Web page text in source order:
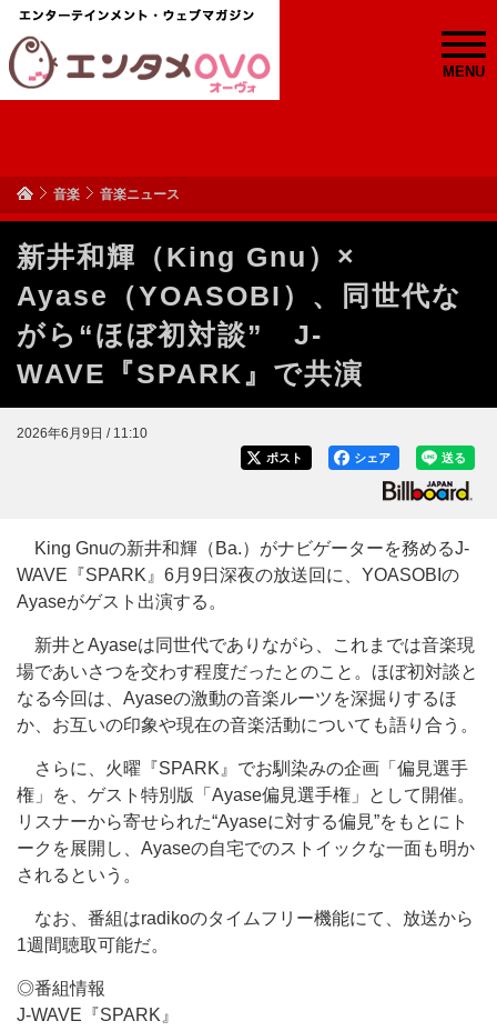
MENU
音楽 音楽ニュース
新井和輝（King Gnu）×
Ayase（YOASOBI）、同世代な
がら“ほぼ初対談” J-
WAVE『SPARK』で共演
2026年6月9日 / 11:10
送る
シェア
ポスト
King Gnuの新井和輝（Ba.）がナビゲーターを務めるJ-
WAVE『SPARK』6月9日深夜の放送回に、YOASOBIの
Ayaseがゲスト出演する。
新井とAyaseは同世代でありながら、これまでは音楽現
場であいさつを交わす程度だったとのこと。ほぼ初対談と
なる今回は、Ayaseの激動の音楽ルーツを深掘りするほ
か、お互いの印象や現在の音楽活動についても語り合う。
さらに、火曜『SPARK』でお馴染みの企画「偏見選手
権」を、ゲスト特別版「Ayase偏見選手権」として開催。
リスナーから寄せられた“Ayaseに対する偏見”をもとにト
ークを展開し、Ayaseの自宅でのストイックな一面も明か
されるという。
なお、番組はradikoのタイムフリー機能にて、放送から
1週間聴取可能だ。
◎番組情報
J-WAVE『SPARK』